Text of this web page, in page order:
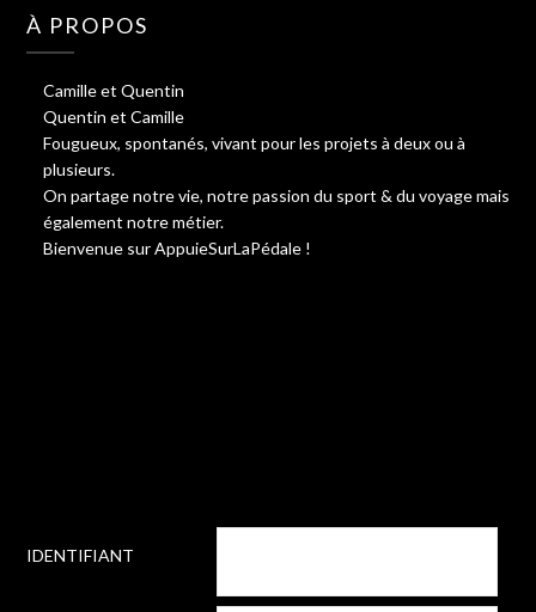
À PROPOS
Camille et Quentin
Quentin et Camille
Fougueux, spontanés, vivant pour les projets à deux ou à
plusieurs.
On partage notre vie, notre passion du sport & du voyage mais
également notre métier.
Bienvenue sur AppuieSurLaPédale !
IDENTIFIANT